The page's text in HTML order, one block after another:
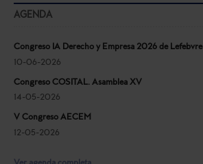
AGENDA
Congreso IA Derecho y Empresa 2026 de Lefebvre
10-06-2026
Congreso COSITAL. Asamblea XV
14-05-2026
V Congreso AECEM
12-05-2026